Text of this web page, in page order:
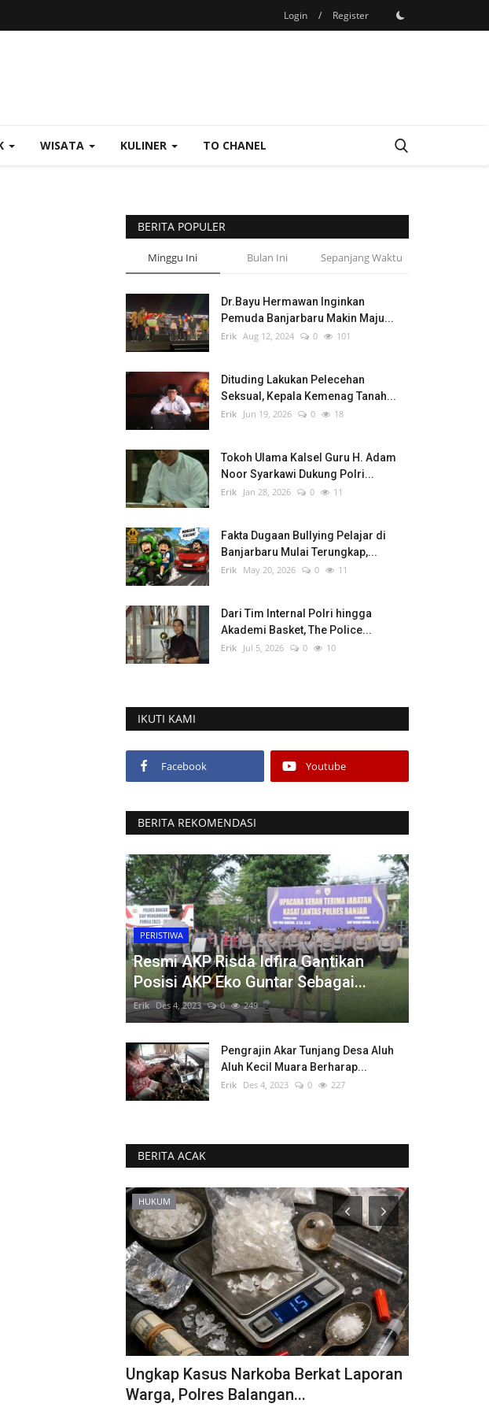
Login / Register
WISATA KULINER TO CHANEL
BERITA POPULER
Minggu Ini Bulan Ini Sepanjang Waktu
Dr.Bayu Hermawan Inginkan
Pemuda Banjarbaru Makin Maju...
Erik Aug 12, 2024 0 101
Dituding Lakukan Pelecehan
Seksual, Kepala Kemenag Tanah...
Erik Jun 19, 2026 0 18
Tokoh Ulama Kalsel Guru H. Adam
Noor Syarkawi Dukung Polri...
Erik Jan 28, 2026 0 11
Fakta Dugaan Bullying Pelajar di
Banjarbaru Mulai Terungkap,...
Erik May 20, 2026 0 11
Dari Tim Internal Polri hingga
Akademi Basket, The Police...
Erik Jul 5, 2026 0 10
IKUTI KAMI
Facebook Youtube
BERITA REKOMENDASI
PERISTIWA
Resmi AKP Risda Idfira Gantikan
Posisi AKP Eko Guntar Sebagai...
Erik Des 4, 2023 0 249
Pengrajin Akar Tunjang Desa Aluh
Aluh Kecil Muara Berharap...
Erik Des 4, 2023 0 227
BERITA ACAK
HUKUM
Ungkap Kasus Narkoba Berkat Laporan
Warga, Polres Balangan...